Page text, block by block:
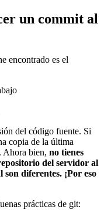
un commit al
encontrado es el
del código fuente. Si
copia de la última
Ahora bien, no tienes
del servidor al
diferentes. ¡Por eso
prácticas de git: